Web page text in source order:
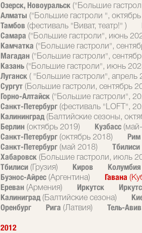
Озерск, Новоуральск ("Большие
Алматы ("Большие гастроли ",
Тамбов (фестиваль "Виват, театр!" )
Самара ("Большие гастроли", июнь
Камчатка ("Большие гастроли",
Магадан ("Большие гастроли",
Казань ("Большие гастроли", июнь
Луганск ( "Большие гастроли", апрель
Сургут (Большие гастроли, сентябрь
Горно-Алтайск ("Большие гастроли",
Санкт-Петербург (фестиваль "LOFT",
Калининград (Балтийские сезоны,
Берлин (октябрь 2019) Кузбасс
Санкт-Петербург (октябрь 2018)
Рим
Санкт-Петербург (май 2018)
Тбилиси
Хабаровск (Большие гастроли, июль
Тбилиси (Грузия) Киров
Буэнос-Айрес (Аргентина) Гавана
Ереван (Армения) Иркутск
Калиниград (Балтийские сезона)
Оренбург
Рига (Латвия) Тель-
2012